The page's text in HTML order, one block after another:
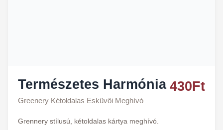
Természetes Harmónia
Greenery Kétoldalas Esküvői Meghívó
430Ft
Grennery stílusú, kétoldalas kártya meghívó.